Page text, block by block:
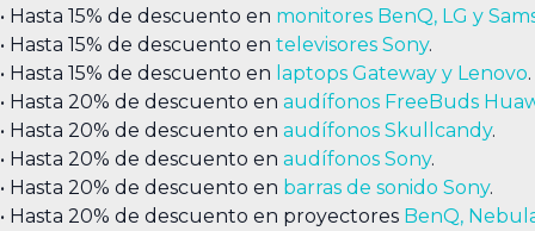
• Hasta 15% de descuento en monitores BenQ, LG y
• Hasta 15% de descuento en televisores Sony.
• Hasta 15% de descuento en laptops Gateway y Lenovo.
• Hasta 20% de descuento en audífonos FreeBuds
• Hasta 20% de descuento en audífonos Skullcandy.
• Hasta 20% de descuento en audífonos Sony.
• Hasta 20% de descuento en barras de sonido Sony.
• Hasta 20% de descuento en proyectores BenQ,